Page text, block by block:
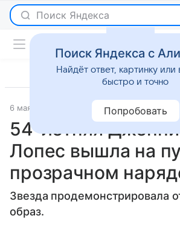
Поиск Яндекса
6 мая 2024 Светская жизнь
54-летняя
Лопес вышла на
прозрачном
Звезда продемонстрировала
образ.
Поиск Яндекса с
Найдёт ответ, картинку
быстро и точно
Попробовать